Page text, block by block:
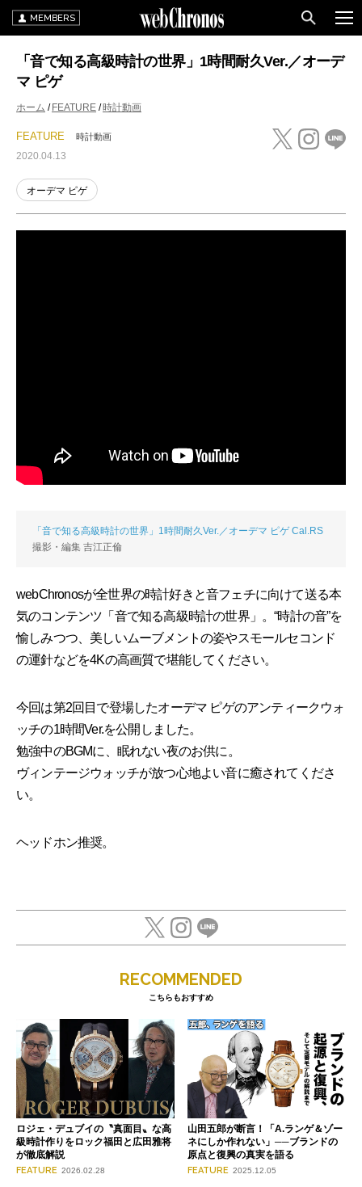
MEMBERS
「音で知る高級時計の世界」1時間耐久Ver.／オーデ
マ ピゲ
ホーム FEATURE 時計動画
FEATURE 時計動画
2020.04.13
オーデマ ピゲ
「音で知る高級時計の世界」1時間耐久Ver.／オーデマ ピゲ Cal.RS
撮影・編集 吉江正倫
webChronosが全世界の時計好きと音フェチに向けて送る本
気のコンテンツ「音で知る高級時計の世界」。“時計の音”を
愉しみつつ、美しいムーブメントの姿やスモールセコンド
の運針などを4Kの高画質で堪能してください。
今回は第2回目で登場したオーデマ ピゲのアンティークウォ
ッチの1時間Ver.を公開しました。
勉強中のBGMに、眠れない夜のお供に。
ヴィンテージウォッチが放つ心地よい音に癒されてくださ
い。
ヘッドホン推奨。
RECOMMENDED
こちらもおすすめ
ロジェ・デュブイの〝真面目〟な高
級時計作りをロック福田と広田雅将
が徹底解説
FEATURE 2026.02.28
山田五郎が断言！「A.ランゲ＆ゾー
ネにしか作れない」──ブランドの
原点と復興の真実を語る
FEATURE 2025.12.05